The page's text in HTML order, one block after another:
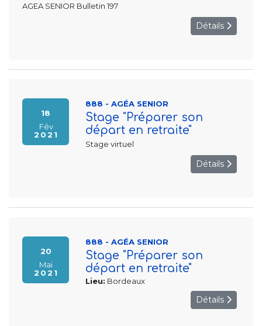
AGEA SENIOR Bulletin 197
Détails
18
Fév
2021
888 - AGÉA SENIOR
Stage "Préparer son
départ en retraite"
Stage virtuel
Détails
20
Mai
2021
888 - AGÉA SENIOR
Stage "Préparer son
départ en retraite"
Lieu: Bordeaux
Détails